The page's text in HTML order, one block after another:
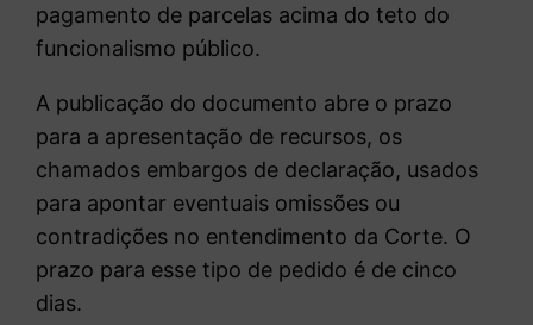
pagamento de parcelas acima do teto do
funcionalismo público.
A publicação do documento abre o prazo
para a apresentação de recursos, os
chamados embargos de declaração, usados
para apontar eventuais omissões ou
contradições no entendimento da Corte. O
prazo para esse tipo de pedido é de cinco
dias.